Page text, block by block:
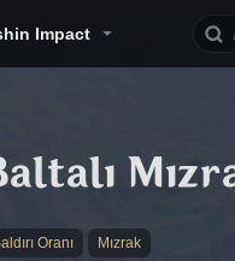
Impact
Oranı Mızrak